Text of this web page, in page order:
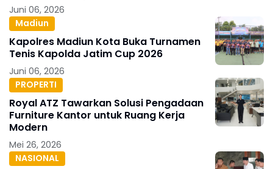
Juni 06, 2026
Madiun
Kapolres Madiun Kota Buka Turnamen
Tenis Kapolda Jatim Cup 2026
Juni 06, 2026
PROPERTI
Royal ATZ Tawarkan Solusi Pengadaan
Furniture Kantor untuk Ruang Kerja
Modern
Mei 26, 2026
NASIONAL